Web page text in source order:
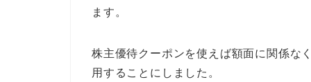
ます。
株主優待クーポンを使えば額面に関係な
用することにしました。